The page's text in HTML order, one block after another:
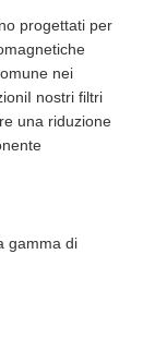
progettati per
nei
nostri filtri
una riduzione
gamma di